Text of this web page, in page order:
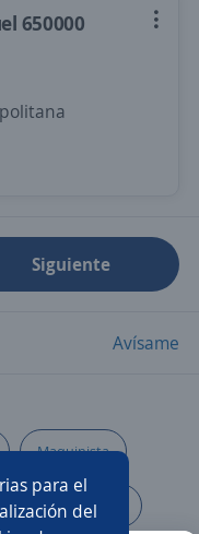
para el
del
650000
Siguiente
Avísame
Maquinista
Operarios/as